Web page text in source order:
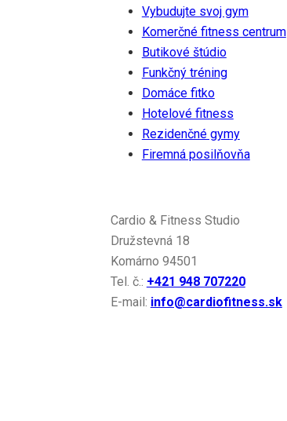
Vybudujte svoj gym
Komerčné fitness centrum
Butikové štúdio
Funkčný tréning
Domáce fitko
Hotelové fitness
Rezidenčné gymy
Firemná posilňovňa
Cardio & Fitness Studio
Družstevná 18
Komárno 94501
Tel. č.: +421 948 707220
E-mail: info@cardiofitness.sk